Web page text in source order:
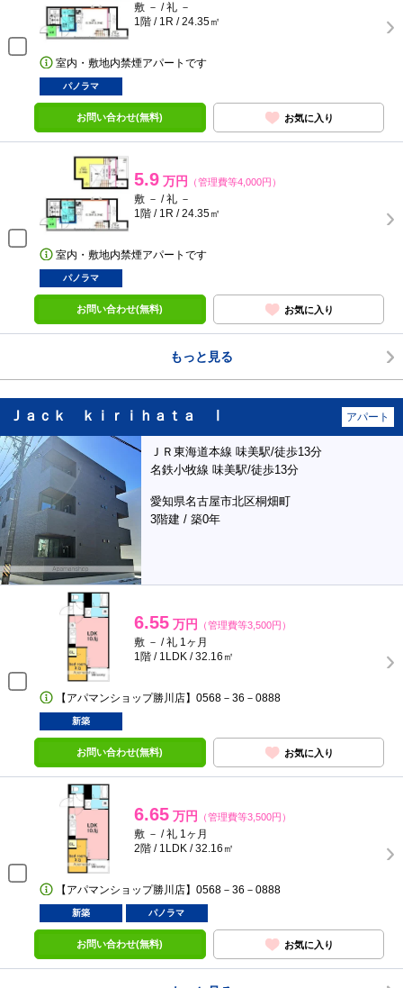
敷 － / 礼 －
1階 / 1R / 24.35㎡
室内・敷地内禁煙アパートです
パノラマ
お問い合わせ(無料) お気に入り
5.9 万円 （管理費等4,000円）
敷 － / 礼 －
1階 / 1R / 24.35㎡
室内・敷地内禁煙アパートです
パノラマ
お問い合わせ(無料) お気に入り
もっと見る
Ｊａｃｋ ｋｉｒｉｈａｔａ Ⅰ アパート
ＪＲ東海道本線 味美駅/徒歩13分
名鉄小牧線 味美駅/徒歩13分
愛知県名古屋市北区桐畑町
3階建 / 築0年
6.55 万円 （管理費等3,500円）
敷 － / 礼 1ヶ月
1階 / 1LDK / 32.16㎡
【アパマンショップ勝川店】0568－36－0888
新築
お問い合わせ(無料) お気に入り
6.65 万円 （管理費等3,500円）
敷 － / 礼 1ヶ月
2階 / 1LDK / 32.16㎡
【アパマンショップ勝川店】0568－36－0888
新築 パノラマ
お問い合わせ(無料) お気に入り